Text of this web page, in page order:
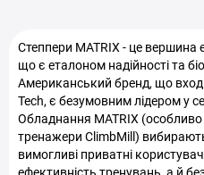
Степпери MATRIX - це вершина
що є еталоном надійності та
Американський бренд, що
Tech, є безумовним лідером у
Обладнання MATRIX (особливо
тренажери ClimbMill) вибирають
вимогливі приватні